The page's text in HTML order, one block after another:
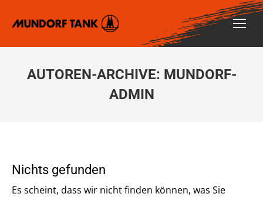
AUTOREN-ARCHIVE: MUNDORF-
ADMIN
Nichts gefunden
Es scheint, dass wir nicht finden können, was Sie